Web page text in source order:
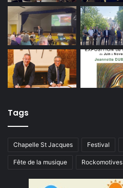
Tags
Chapelle St Jacques Festival
Fête de la musique Rockomotives